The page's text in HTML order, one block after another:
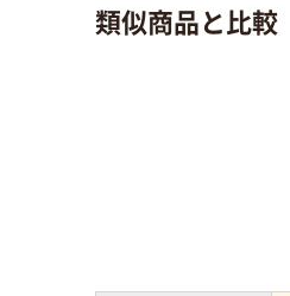
類似商品と比較